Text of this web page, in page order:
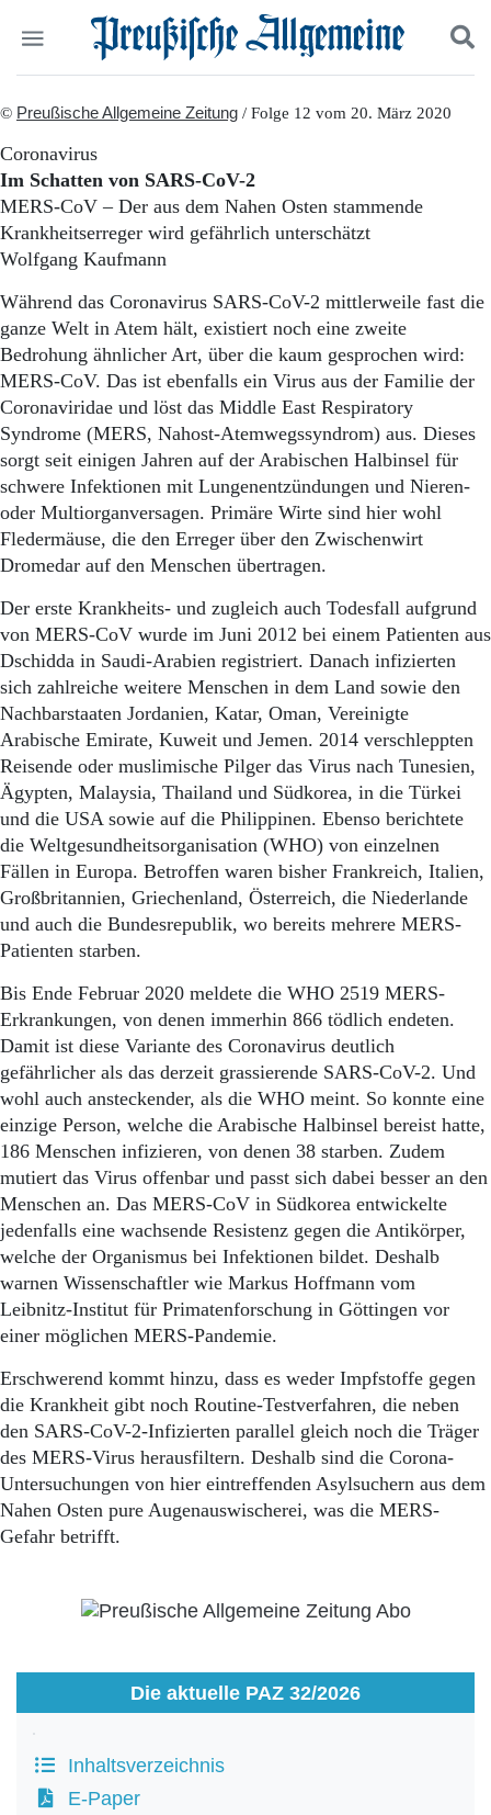
Start
Wer wir sind
Aktuelle Ausgabe
Abonnenten-Login
Abonnent werden
Abo Prämien
Mediadaten
Politik
Panorama
Gesellschaft
Leben
Pommern
Berlin-Brandenburg
Schlesien
Danzig und Westpreußen
Bücher
Kontakt
Impressum
Datenschutz
Suchen und finden
© Preußische Allgemeine Zeitung / Folge 12 vom 20. März 2020
Coronavirus
Im Schatten von SARS-CoV-2
MERS-CoV – Der aus dem Nahen Osten stammende
Krankheitserreger wird gefährlich unterschätzt
Wolfgang Kaufmann
Während das Coronavirus SARS-CoV-2 mittlerweile fast die
ganze Welt in Atem hält, existiert noch eine zweite
Bedrohung ähnlicher Art, über die kaum gesprochen wird:
MERS-CoV. Das ist ebenfalls ein Virus aus der Familie der
Coronaviridae und löst das Middle East Respiratory
Syndrome (MERS, Nahost-Atemwegssyndrom) aus. Dieses
sorgt seit einigen Jahren auf der Arabischen Halbinsel für
schwere Infektionen mit Lungenentzündungen und Nieren-
oder Multiorganversagen. Primäre Wirte sind hier wohl
Fledermäuse, die den Erreger über den Zwischenwirt
Dromedar auf den Menschen übertragen.
Der erste Krankheits- und zugleich auch Todesfall aufgrund
von MERS-CoV wurde im Juni 2012 bei einem Patienten aus
Dschidda in Saudi-Arabien registriert. Danach infizierten
sich zahlreiche weitere Menschen in dem Land sowie den
Nachbarstaaten Jordanien, Katar, Oman, Vereinigte
Arabische Emirate, Kuweit und Jemen. 2014 verschleppten
Reisende oder muslimische Pilger das Virus nach Tunesien,
Ägypten, Malaysia, Thailand und Südkorea, in die Türkei
und die USA sowie auf die Philippinen. Ebenso berichtete
die Weltgesundheitsorganisation (WHO) von einzelnen
Fällen in Europa. Betroffen waren bisher Frankreich, Italien,
Großbritannien, Griechenland, Österreich, die Niederlande
und auch die Bundesrepublik, wo bereits mehrere MERS-
Patienten starben.
Bis Ende Februar 2020 meldete die WHO 2519 MERS-
Erkrankungen, von denen immerhin 866 tödlich endeten.
Damit ist diese Variante des Coronavirus deutlich
gefährlicher als das derzeit grassierende SARS-CoV-2. Und
wohl auch ansteckender, als die WHO meint. So konnte eine
einzige Person, welche die Arabische Halbinsel bereist hatte,
186 Menschen infizieren, von denen 38 starben. Zudem
mutiert das Virus offenbar und passt sich dabei besser an den
Menschen an. Das MERS-CoV in Südkorea entwickelte
jedenfalls eine wachsende Resistenz gegen die Antikörper,
welche der Organismus bei Infektionen bildet. Deshalb
warnen Wissenschaftler wie Markus Hoffmann vom
Leibnitz-Institut für Primatenforschung in Göttingen vor
einer möglichen MERS-Pandemie.
Erschwerend kommt hinzu, dass es weder Impfstoffe gegen
die Krankheit gibt noch Routine-Testverfahren, die neben
den SARS-CoV-2-Infizierten parallel gleich noch die Träger
des MERS-Virus herausfiltern. Deshalb sind die Corona-
Untersuchungen von hier eintreffenden Asylsuchern aus dem
Nahen Osten pure Augenauswischerei, was die MERS-
Gefahr betrifft.
Die aktuelle PAZ 32/2026
Inhaltsverzeichnis
E-Paper